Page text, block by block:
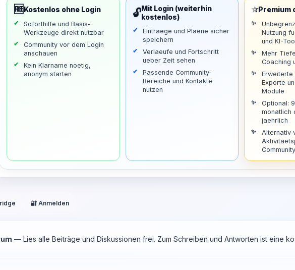
🆓 Kostenlos ohne Login
Soforthilfe und Basis-
Werkzeuge direkt nutzbar
Community vor dem Login
anschauen
Kein Klarname noetig,
anonym starten
🔓Mit Login (weiterhin
kostenlos)
Eintraege und Plaene sicher
speichern
Verlaeufe und Fortschritt
ueber Zeit sehen
Passende Community-
Bereiche und Kontakte
nutzen
⭐Premium
Nutzung
und KI-
Mehr
Coaching
Erweiterte
Exporte
Module
Optional:
monatlich
jaehrlich
Alternativ
🔐 Anmelden
— Lies alle Beiträge und Diskussionen frei. Zum Schreiben und Antworten ist eine